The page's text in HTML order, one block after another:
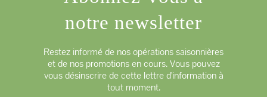
notre newsletter
Restez informé de nos opérations saisonnières
et de nos promotions en cours. Vous pouvez
vous désinscrire de cette lettre d'information à
tout moment.